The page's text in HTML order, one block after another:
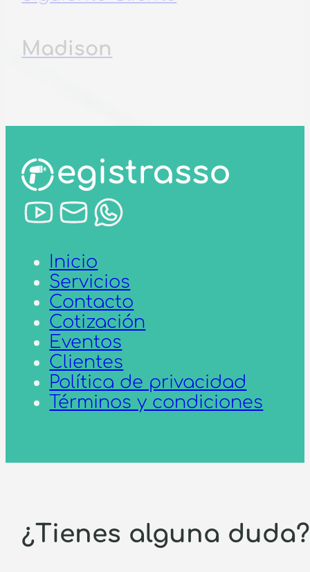
Madison
Inicio
Servicios
Contacto
Cotización
Eventos
Clientes
Política de privacidad
Términos y condiciones
¿Tienes alguna duda?